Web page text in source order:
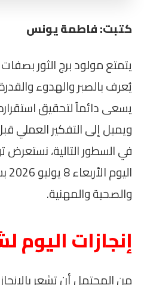
كتبت: فاطمة يونس
يتمتع مولود برج الثور
يُعرف بالصبر والهدوء
يسعى دائماً لتحقيق
ويميل إلى التفكير العملي
في السطور التالية،
والصحية والمهنية.
إنجازات اليوم
من المحتمل أن تشعر